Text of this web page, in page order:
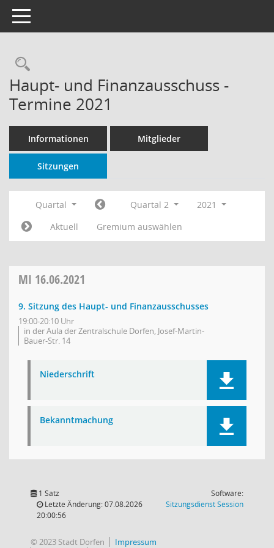
Toggle navigation
Rechercheauswahl
Haupt- und Finanzausschuss -
Termine 2021
Informationen Mitglieder
Sitzungen
Quartal Quartal 2
2021
Aktuell
Gremium auswählen
MI 16.06.2021
9. Sitzung des Haupt- und Finanzausschusses
19:00-20:10 Uhr
in der Aula der Zentralschule Dorfen, Josef-Martin-
Bauer-Str. 14
Niederschrift
Bekanntmachung
1 Satz
Letzte Änderung: 07.08.2026
20:00:56
Software:
SitzungsdienstSession(Wird in
© 2023 Stadt Dorfen
Impressum